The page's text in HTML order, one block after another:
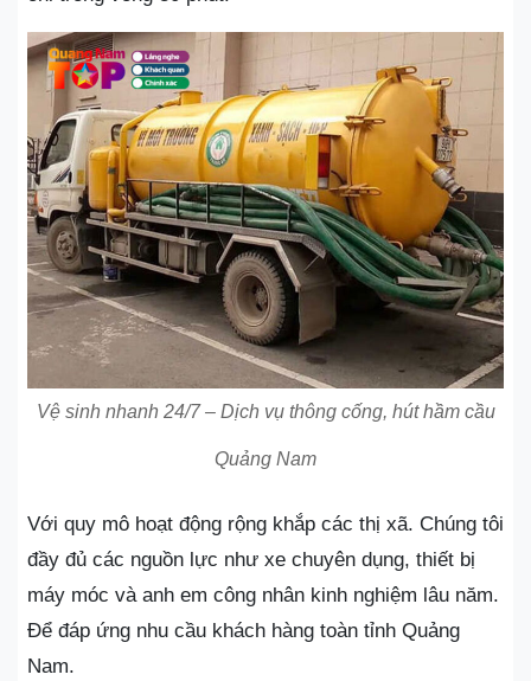
Vệ sinh nhanh 24/7 – Dịch vụ thông cống, hút hầm cầu
Quảng Nam
Với quy mô hoạt động rộng khắp các thị xã. Chúng tôi
đầy đủ các nguồn lực như xe chuyên dụng, thiết bị
máy móc và anh em công nhân kinh nghiệm lâu năm.
Để đáp ứng nhu cầu khách hàng toàn tỉnh Quảng
Nam.